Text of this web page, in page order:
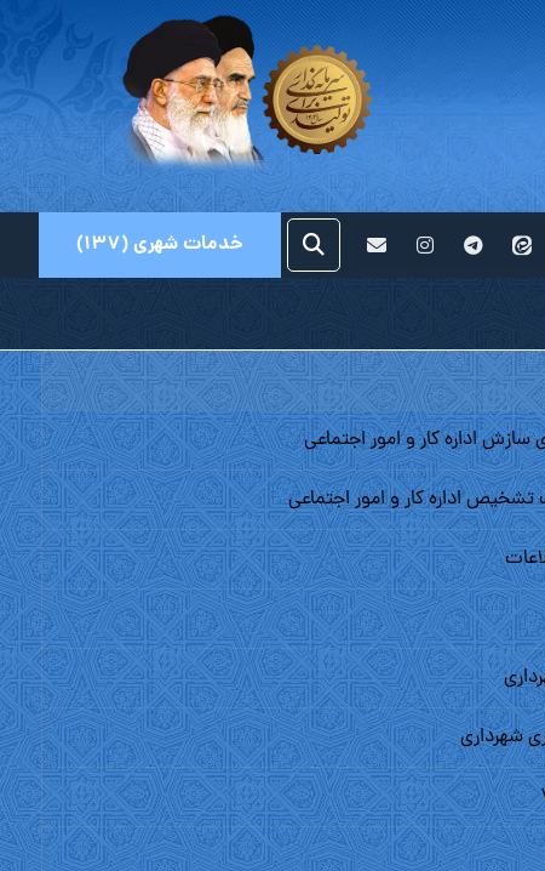
خدمات شهری (۱۳۷)
سازش اداره کار و امور اجتماعى
تشخیص اداره کار و امور اجتماعى
شهردارى